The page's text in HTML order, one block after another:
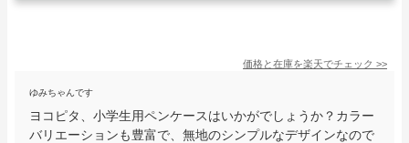
価格と在庫を楽天でチェック >>
ゆみちゃんです
ヨコピタ、小学生用ペンケースはいかがでしょうか？カラー
バリエーションも豊富で、無地のシンプルなデザインなので